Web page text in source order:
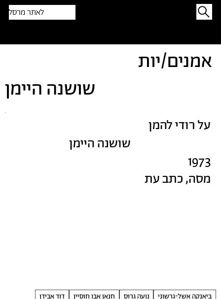
לאתר מרסל
מסה, כתב עת
על רודי להמן
שושנה היימן
1973
ביאנקה אשל-גרשוני נועה גרוס חנאן אבו חוסיין
דוד אבידן
שושנה היימן
אמנים/יות